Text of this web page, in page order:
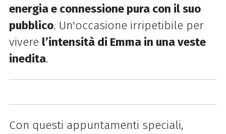
energia e connessione pura con il suo
pubblico. Un'occasione irripetibile per
vivere l’intensità di Emma in una veste
inedita.
Con questi appuntamenti speciali,